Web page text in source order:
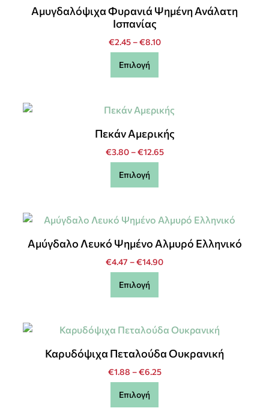
Αμυγδαλόψιχα Φυρανιά Ψημένη Ανάλατη
Ισπανίας
€2.45 – €8.10
Επιλογή
Πεκάν Αμερικής
€3.80 – €12.65
Επιλογή
Αμύγδαλο Λευκό Ψημένο Αλμυρό Ελληνικό
€4.47 –€14.90
Επιλογή
Καρυδόψιχα Πεταλούδα Ουκρανική
€1.88 – €6.25
Επιλογή